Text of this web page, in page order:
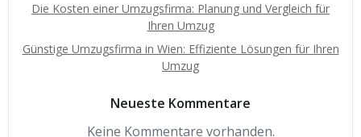
Die Kosten einer Umzugsfirma: Planung und Vergleich für
Ihren Umzug
Günstige Umzugsfirma in Wien: Effiziente Lösungen für Ihren
Umzug
Neueste Kommentare
Keine Kommentare vorhanden.